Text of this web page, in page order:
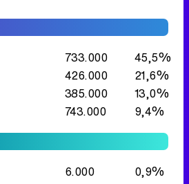
743.000 9,4%
6.000
0,9%
6.000
0,8%
15.000
1,0%
34.000
1,6%
64.000
3,4%